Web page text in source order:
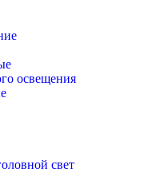
освещения
свет